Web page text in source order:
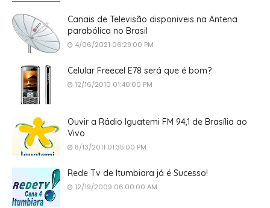
Canais de Televisão disponiveis na Antena
parabólica no Brasil
4/06/2021 06:29:00 PM
Celular Freecel E78 será que é bom?
12/16/2010 01:40:00 PM
Ouvir a Rádio Iguatemi FM 94,1 de Brasília ao
Vivo
8/13/2011 01:35:00 PM
Rede Tv de Itumbiara já é Sucesso!
12/19/2009 06:00:00 AM